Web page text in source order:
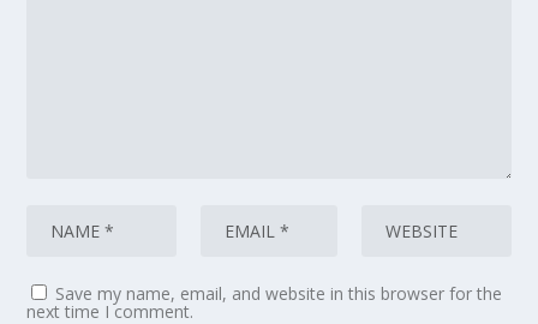
Save my name, email, and website in this browser for the
next time I comment.